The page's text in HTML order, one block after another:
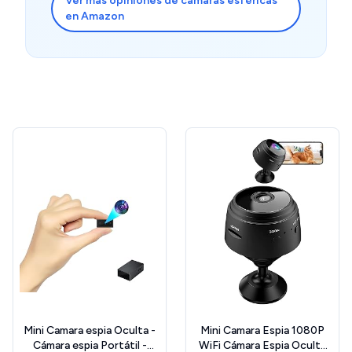
tanto en condiciones de luminosidad como en la
oscuridad. La grabación de video mediante tarjetas
una resolucción Full HD o 1080 p. Su sensores de
quedará gratamente sorprendido con estas cámaras.
en Amazon
Mini Camara espia Oculta -
Cámara espia Portátil -
Mini Camara Espia 1080P
WiFi Cámara Espia Oculta